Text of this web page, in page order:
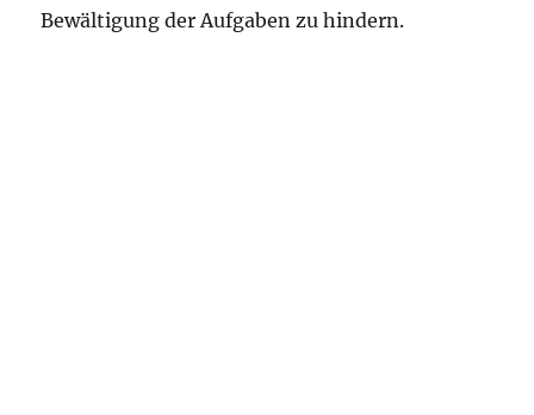
Bewältigung der Aufgaben zu hindern.